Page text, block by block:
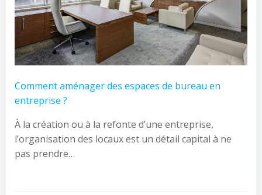
Comment aménager des espaces de bureau en
entreprise ?
À la création ou à la refonte d’une entreprise,
l’organisation des locaux est un détail capital à ne
pas prendre…